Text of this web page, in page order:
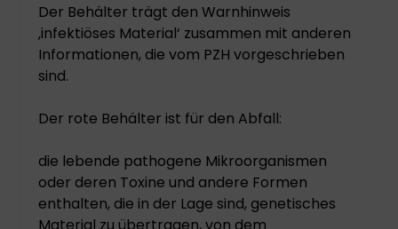
Der Behälter trägt den Warnhinweis
‚infektiöses Material‘ zusammen mit anderen
Informationen, die vom PZH vorgeschrieben
sind.
Der rote Behälter ist für den Abfall:
die lebende pathogene Mikroorganismen
oder deren Toxine und andere Formen
enthalten, die in der Lage sind, genetisches
Material zu übertragen, von dem